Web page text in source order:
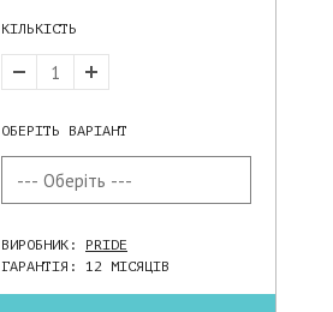
КІЛЬКІСТЬ
ОБЕРІТЬ ВАРІАНТ
ВИРОБНИК: PRIDE
ГАРАНТІЯ: 12 МІСЯЦІВ